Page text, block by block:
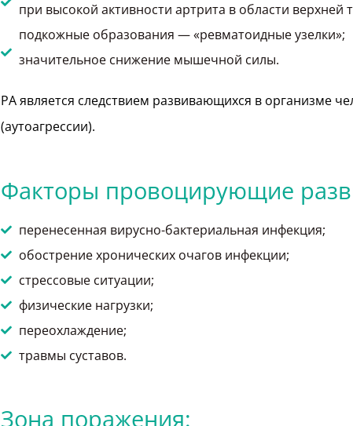
при высокой активности артрита в области верхней
подкожные образования — «ревматоидные узелки»;
значительное снижение мышечной силы.
РА является следствием развивающихся в организме
(аутоагрессии).
Факторы провоцирующие
перенесенная вирусно-бактериальная инфекция;
обострение хронических очагов инфекции;
стрессовые ситуации;
физические нагрузки;
переохлаждение;
травмы суставов.
Зона поражения: